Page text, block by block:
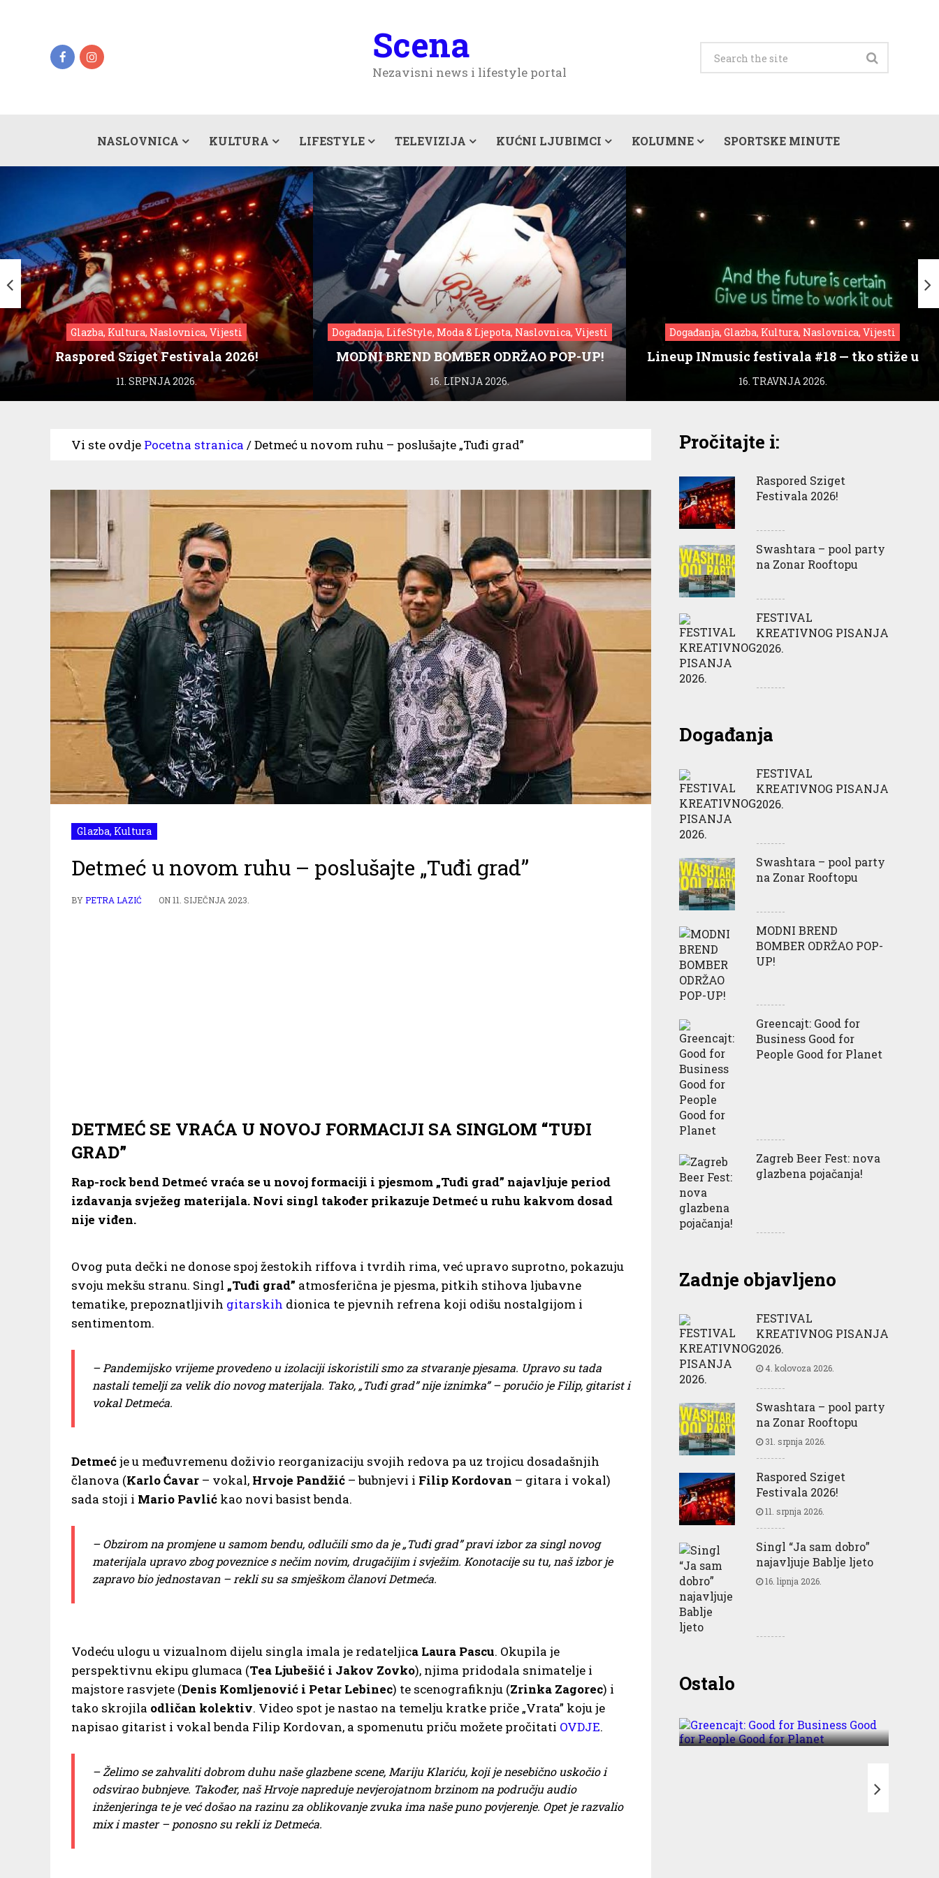
Scena
Nezavisni news i lifestyle portal
NASLOVNICA KULTURA LIFESTYLE TELEVIZIJA KUĆNI LJUBIMCI KOLUMNE SPORTSKE MINUTE
Glazba, Kultura, Naslovnica, Vijesti
Raspored Sziget Festivala 2026!
11. SRPNJA 2026.
Događanja, LifeStyle, Moda & Ljepota, Naslovnica, Vijesti
MODNI BREND BOMBER ODRŽAO POP-UP!
16. LIPNJA 2026.
Događanja, Glazba, Kultura, Naslovnica, Vijesti
Lineup INmusic festivala #18 — tko stiže u
Zagreb?
16. TRAVNJA 2026.
Vi ste ovdje Pocetna stranica /Detmeć u novom ruhu – poslušajte „Tuđi grad”
Glazba, Kultura
Detmeć u novom ruhu – poslušajte „Tuđi grad”
BYPETRA LAZIĆ ON11. SIJEČNJA 2023.
DETMEĆ SE VRAĆA U NOVOJ FORMACIJI SA SINGLOM “TUĐI
GRAD”
Rap-rock bend Detmeć vraća se u novoj formaciji i pjesmom „Tuđi grad” najavljuje period
izdavanja svježeg materijala. Novi singl također prikazuje Detmeć u ruhu kakvom dosad
nije viđen.
Ovog puta dečki ne donose spoj žestokih riffova i tvrdih rima, već upravo suprotno, pokazuju
svoju mekšu stranu. Singl „Tuđi grad” atmosferična je pjesma, pitkih stihova ljubavne
tematike, prepoznatljivih gitarskih dionica te pjevnih refrena koji odišu nostalgijom i
sentimentom.
– Pandemijsko vrijeme provedeno u izolaciji iskoristili smo za stvaranje pjesama. Upravo su tada
nastali temelji za velik dio novog materijala. Tako, „Tuđi grad” nije iznimka” – poručio je Filip, gitarist i
vokal Detmeća.
Detmećje u međuvremenu doživio reorganizaciju svojih redova pa uz trojicu dosadašnjih
članova (Karlo Ćavar – vokal, Hrvoje Pandžić – bubnjevi i Filip Kordovan – gitara i vokal)
sada stoji i Mario Pavlić kao novi basist benda.
– Obzirom na promjene u samom bendu, odlučili smo da je „Tuđi grad” pravi izbor za singl novog
materijala upravo zbog poveznice s nečim novim, drugačijim i svježim. Konotacije su tu, naš izbor je
zapravo bio jednostavan – rekli su sa smješkom članovi Detmeća.
Vodeću ulogu u vizualnom dijelu singla imala je redateljica Laura Pascu. Okupila je
perspektivnu ekipu glumaca (Tea Ljubešić i Jakov Zovko), njima pridodala snimatelje i
majstore rasvjete (Denis Komljenović i Petar Lebinec) te scenografiknju (Zrinka Zagorec) i
tako skrojila odličan kolektiv. Video spot je nastao na temelju kratke priče „Vrata” koju je
napisao gitarist i vokal benda Filip Kordovan, a spomenutu priču možete pročitati OVDJE.
– Želimo se zahvaliti dobrom duhu naše glazbene scene, Mariju Klariću, koji je nesebično uskočio i
odsvirao bubnjeve. Također, naš Hrvoje napreduje nevjerojatnom brzinom na području audio
inženjeringa te je već došao na razinu za oblikovanje zvuka ima naše puno povjerenje. Opet je razvalio
mix i master – ponosno su rekli iz Detmeća.
Pročitajte i:
Raspored Sziget
Festivala 2026!
Swashtara – pool party
na Zonar Rooftopu
FESTIVAL
KREATIVNOG PISANJA
2026.
Događanja
FESTIVAL
KREATIVNOG PISANJA
2026.
Swashtara – pool party
na Zonar Rooftopu
MODNI BREND
BOMBER ODRŽAO POP-
UP!
Greencajt: Good for
Business Good for
People Good for Planet
Zagreb Beer Fest: nova
glazbena pojačanja!
Zadnje objavljeno
FESTIVAL
KREATIVNOG PISANJA
2026.
4. kolovoza 2026.
Swashtara – pool party
na Zonar Rooftopu
31. srpnja 2026.
Raspored Sziget
Festivala 2026!
11. srpnja 2026.
Singl “Ja sam dobro”
najavljuje Bablje ljeto
16. lipnja 2026.
OstaloGreencajt: Good for
Business Good for People